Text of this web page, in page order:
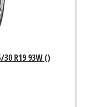
R19 93W ()